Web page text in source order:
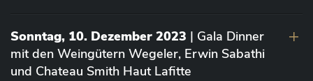
Sonntag, 10. Dezember 2023 | Gala Dinner
mit den Weingütern Wegeler, Erwin Sabathi
und Chateau Smith Haut Lafitte